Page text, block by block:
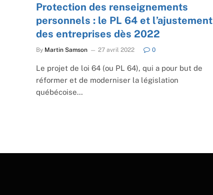
Protection des renseignements
personnels : le PL 64 et l’ajustement
des entreprises dès 2022
By Martin Samson 27 avril 2022 0
Le projet de loi 64 (ou PL 64), qui a pour but de
réformer et de moderniser la législation
québécoise…